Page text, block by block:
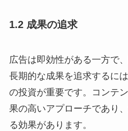
1.2 成果の追求
広告は即効性がある一方で
長期的な成果を追求するに
の投資が重要です。コンテ
果の高いアプローチであり
る効果があります。